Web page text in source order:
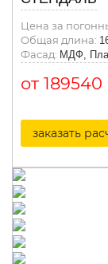
Цена за
Общая длина:
Фасад: МДФ,
от
заказать